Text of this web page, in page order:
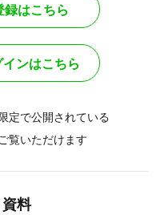
録はこちら
ンはこちら
定で公開されている
覧いただけます
料